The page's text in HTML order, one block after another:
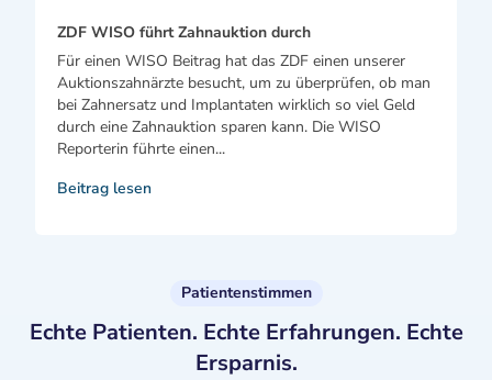
ZDF WISO führt Zahnauktion durch
Für einen WISO Beitrag hat das ZDF einen unserer
Auktionszahnärzte besucht, um zu überprüfen, ob man
bei Zahnersatz und Implantaten wirklich so viel Geld
durch eine Zahnauktion sparen kann. Die WISO
Reporterin führte einen...
Beitrag lesen
Patientenstimmen
Echte Patienten. Echte Erfahrungen. Echte
Ersparnis.